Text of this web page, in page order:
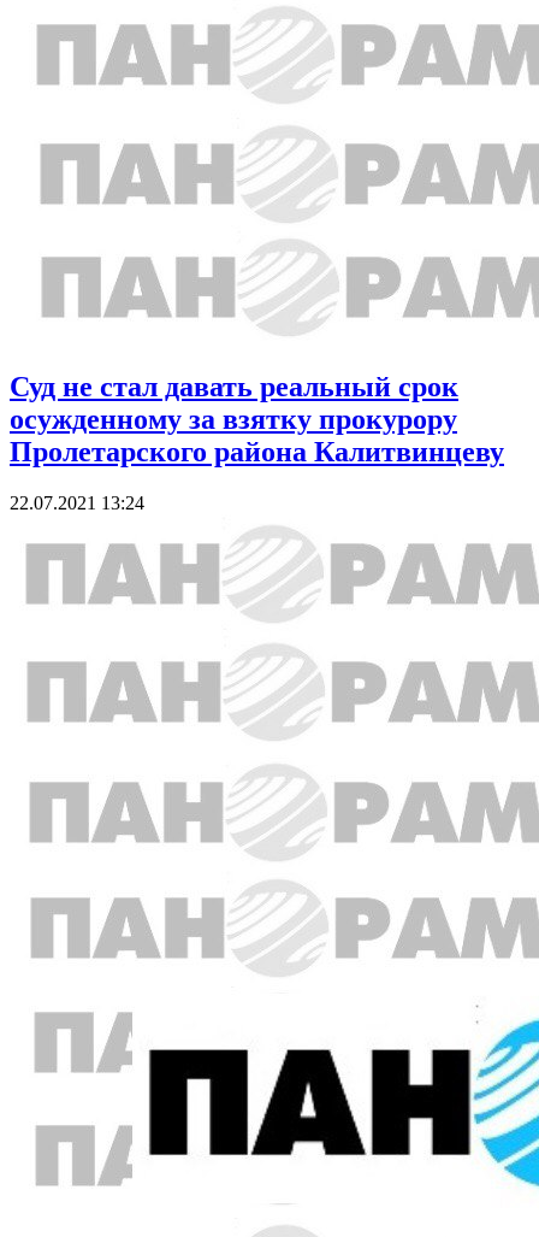
Суд не стал давать реальный срок
осужденному за взятку прокурору
Пролетарского района Калитвинцеву
22.07.2021 13:24